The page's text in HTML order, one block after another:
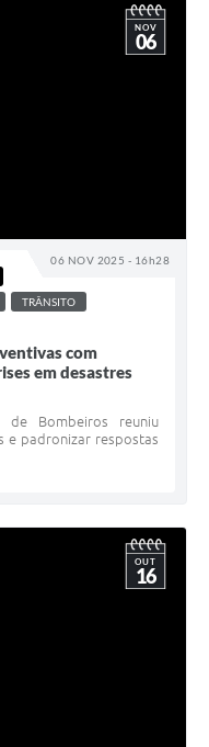
06 NOV 2025 - 16h28
NOV
06
TRÂNSITO
com
em desastres
de Bombeiros reuniu
e padronizar respostas
OUT
16